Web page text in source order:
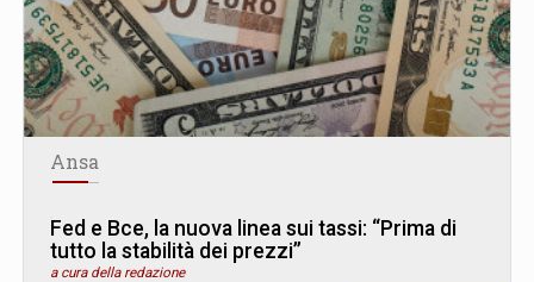
Ansa
Fed e Bce, la nuova linea sui tassi: “Prima di
tutto la stabilità dei prezzi”
a cura della redazione